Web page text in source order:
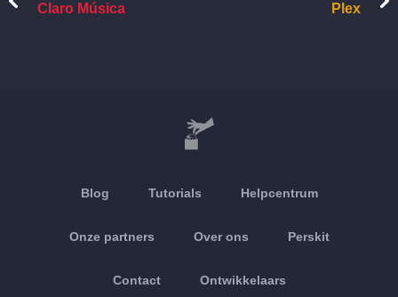
Claro Música Plex
Blog Tutorials Helpcentrum
Onze partners Over ons Perskit
Contact Ontwikkelaars